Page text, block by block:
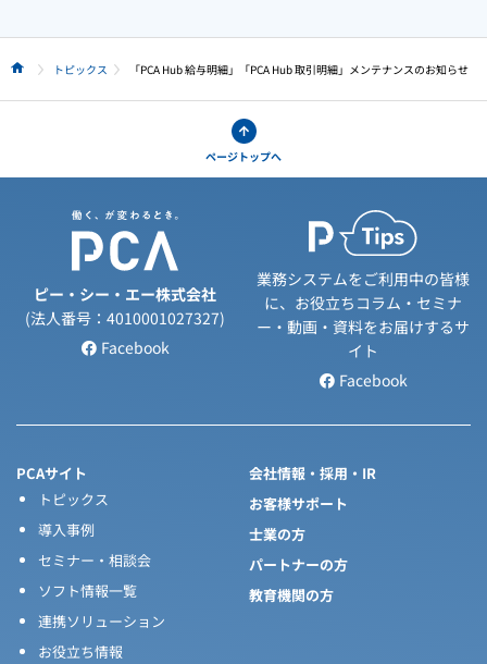
HOME トピックス 「PCA Hub 給与明細」「PCA Hub 取引明細」メンテナンスのお知らせ
ページトップへ
ピー・シー・エー株式会社
(法人番号：4010001027327)
Facebook
業務システムをご利用中の皆様
に、お役立ちコラム・セミナ
ー・動画・資料をお届けするサ
イト
Facebook
PCAサイト
トピックス
導入事例
セミナー・相談会
ソフト情報一覧
連携ソリューション
お役立ち情報
会社情報・採用・IR
お客様サポート
士業の方
パートナーの方
教育機関の方